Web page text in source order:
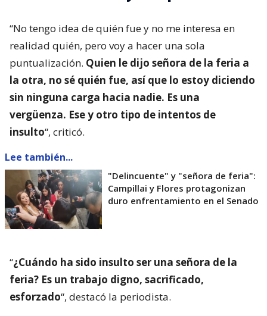
“No tengo idea de quién fue y no me interesa en
realidad quién, pero voy a hacer una sola
puntualización. Quien le dijo señora de la feria a
la otra, no sé quién fue, así que lo estoy diciendo
sin ninguna carga hacia nadie. Es una
vergüenza. Ese y otro tipo de intentos de
insulto“, criticó.
Lee también...
"Delincuente" y "señora de feria":
Campillai y Flores protagonizan
duro enfrentamiento en el Senado
“¿Cuándo ha sido insulto ser una señora de la
feria? Es un trabajo digno, sacrificado,
esforzado“, destacó la periodista.